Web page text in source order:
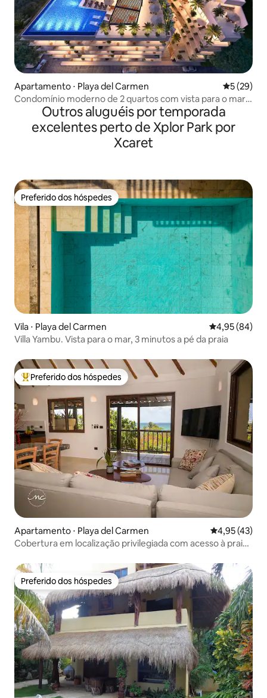
Apartamento ⋅ Playa del Carmen 5 de uma
5 (29)
Condomínio moderno de 2 quartos com vista para o mar -
Piscina e praia a 1 quarteirão
Outros aluguéis por temporada
excelentes perto de Xplor Park por
Xcaret
Preferido dos hóspedes
Preferido dos hóspedes
Vila ⋅ Playa del Carmen 4,95 de uma
4,95 (84)
Villa Yambu. Vista para o mar, 3 minutos a pé da praia
Entre os melhores preferidos dos hóspedes
Preferido dos hóspedes
Apartamento ⋅ Playa del Carmen 4,95 de uma
4,95 (43)
Cobertura em localização privilegiada com acesso à praia
Preferido dos hóspedes
Preferido dos hóspedes